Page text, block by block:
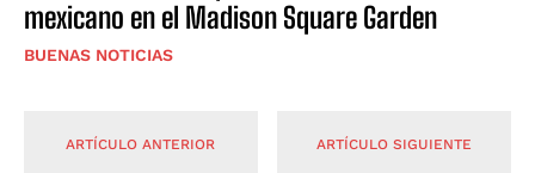
mexicano en el Madison Square Garden
BUENAS NOTICIAS
ARTÍCULO ANTERIOR ARTÍCULO SIGUIENTE